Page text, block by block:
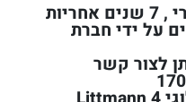
תוצרת ארצות הברית מקורי , 7 שנים אחריות
על ידי חברת
לצור קשר